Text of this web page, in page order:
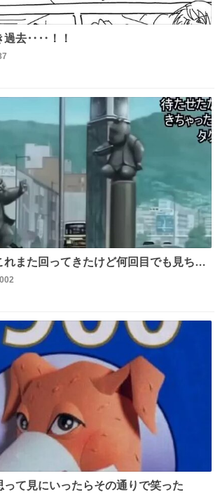
過去‥‥！！
れまた回ってきたけど何回目でも見ちゃ
って見にいったらその通りで笑った